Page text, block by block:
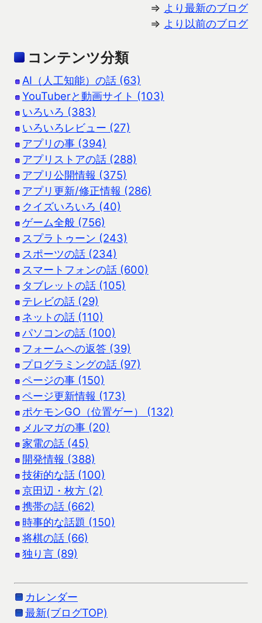
⇒ より最新のブログ
⇒ より以前のブログ
コンテンツ分類
AI（人工知能）の話 (63)
YouTuberと動画サイト (103)
いろいろ (383)
いろいろレビュー (27)
アプリの事 (394)
アプリストアの話 (288)
アプリ公開情報 (375)
アプリ更新/修正情報 (286)
クイズいろいろ (40)
ゲーム全般 (756)
スプラトゥーン (243)
スポーツの話 (234)
スマートフォンの話 (600)
タブレットの話 (105)
テレビの話 (29)
ネットの話 (110)
パソコンの話 (100)
フォームへの返答 (39)
プログラミングの話 (97)
ページの事 (150)
ページ更新情報 (173)
ポケモンGO（位置ゲー） (132)
メルマガの事 (20)
家電の話 (45)
開発情報 (388)
技術的な話 (100)
京田辺・枚方 (2)
携帯の話 (662)
時事的な話題 (150)
将棋の話 (66)
独り言 (89)
カレンダー
最新(ブログTOP)